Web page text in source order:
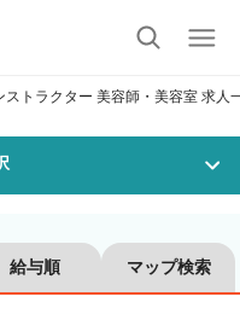
ストラクター 美容師・美容室 求人
給与順 マップ検索